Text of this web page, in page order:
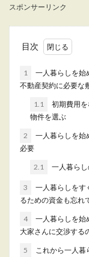
スポンサーリンク
目次
1
一人暮らしを始
不動産契約に必要な
1.1
初期費用
物件を選ぶ
2
一人暮らしを始
必要
2.1 一人暮ら
3
一人暮らしをす
るための資金も忘れ
4
一人暮らしを始
大家さんに交渉する
5
これから一人暮